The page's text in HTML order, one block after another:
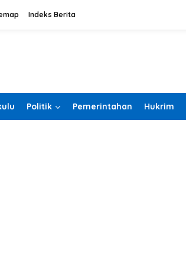
Indeks Berita
Politik Pemerintahan Hukrim